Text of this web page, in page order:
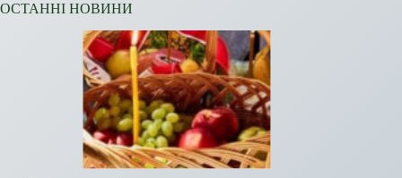
ОСТАННІ НОВИНИ